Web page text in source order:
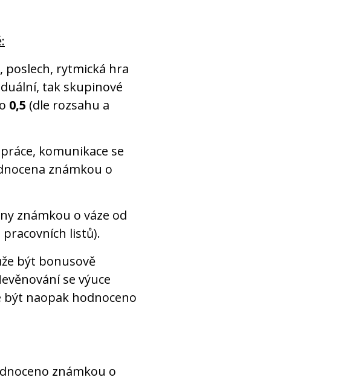
poslech, rytmická hra
tak skupinové
0,5 (dle rozsahu a
komunikace se
známkou o
známkou o váze od
listů).
být bonusově
se výuce
naopak hodnoceno
známkou o